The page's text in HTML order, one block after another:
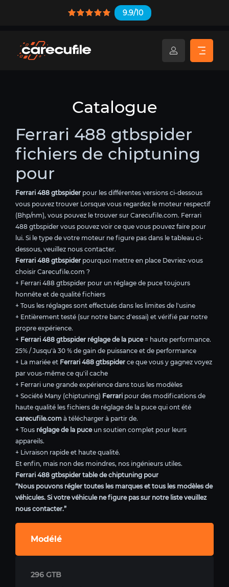
9.9/10
Catalogue
Ferrari 488 gtbspider
fichiers de chiptuning
pour
Ferrari 488 gtbspider pour les différentes versions ci-dessous
vous pouvez trouver Lorsque vous regardez le moteur respectif
(Bhp/nm), vous pouvez le trouver sur Carecufile.com. Ferrari
488 gtbspider vous pouvez voir ce que vous pouvez faire pour
lui. Si le type de votre moteur ne figure pas dans le tableau ci-
dessous, veuillez nous contacter.
Ferrari 488 gtbspider pourquoi mettre en place Devriez-vous
choisir Carecufile.com ?
+ Ferrari 488 gtbspider pour un réglage de puce toujours
honnête et de qualité fichiers
+ Tous les réglages sont effectués dans les limites de l'usine
+ Entièrement testé (sur notre banc d'essai) et vérifié par notre
propre expérience.
+ Ferrari 488 gtbspider réglage de la puce= haute performance.
25% / Jusqu'à 30 % de gain de puissance et de performance
+ La mariée et Ferrari 488 gtbspider ce que vous y gagnez voyez
par vous-même ce qu'il cache
+ Ferrari une grande expérience dans tous les modèles
+ Société Many (chiptuning) Ferrari pour des modifications de
haute qualité les fichiers de réglage de la puce qui ont été
carecufile.com à télécharger à partir de.
+ Tous réglage de la puceun soutien complet pour leurs
appareils.
+ Livraison rapide et haute qualité.
Et enfin, mais non des moindres, nos ingénieurs utiles.
Ferrari 488 gtbspider table de chiptuning pour
“Nous pouvons régler toutes les marques et tous les modèles de
véhicules. Si votre véhicule ne figure pas sur notre liste veuillez
nous contacter.”
Modélé
296 GTB